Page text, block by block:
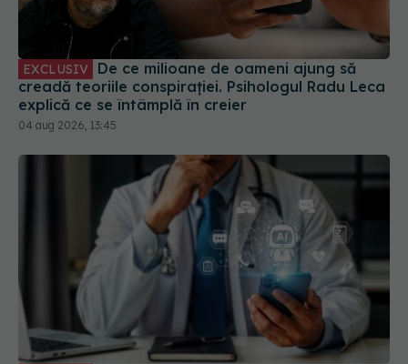
EXCLUSIV
creadă teoriile conspirației. Psihologul Radu Leca
explică ce se întâmplă în creier
04 aug 2026, 13:45